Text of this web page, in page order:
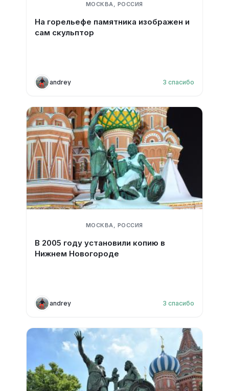
МОСКВА, РОССИЯ
На горельефе памятника изображен и
сам скульптор
andrey 3 спасибо
МОСКВА, РОССИЯ
В 2005 году установили копию в
Нижнем Новогороде
andrey 3 спасибо